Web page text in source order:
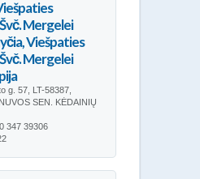
Mergelei
Viešpaties
Mergelei
g. 57, LT-58387,
SEN. KĖDAINIŲ
347 39306